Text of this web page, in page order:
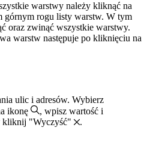
warstwy należy kliknąć na
górnym rogu listy warstw. W tym
oraz zwinąć wszystkie warstwy.
warstw następuje po kliknięciu na
ulic i adresów. Wybierz
ikonę
, wpisz wartość i
kliknij "Wyczyść"
.